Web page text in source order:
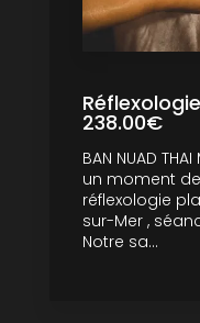
238.00€
BAN NUAD
un moment
réflexologie
sur-Mer ,
Notre sa...